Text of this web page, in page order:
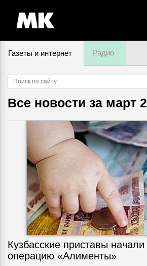
Газеты и интернет Радио
Все новости за март
Кузбасские приставы
операцию «Алименты»